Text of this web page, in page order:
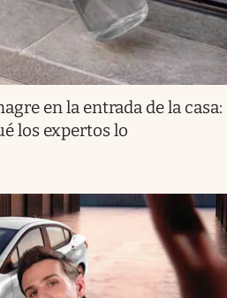
en la entrada de la casa:
los expertos lo